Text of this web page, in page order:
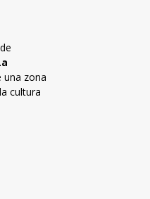
una zona
cultura